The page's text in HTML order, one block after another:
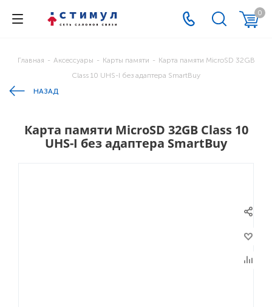
0
Главная - Аксессуары - Карты памяти - Карта памяти MicroSD 32GB
Class 10 UHS-I без адаптера SmartBuy
НАЗАД
Карта памяти MicroSD 32GB Class 10
UHS-I без адаптера SmartBuy